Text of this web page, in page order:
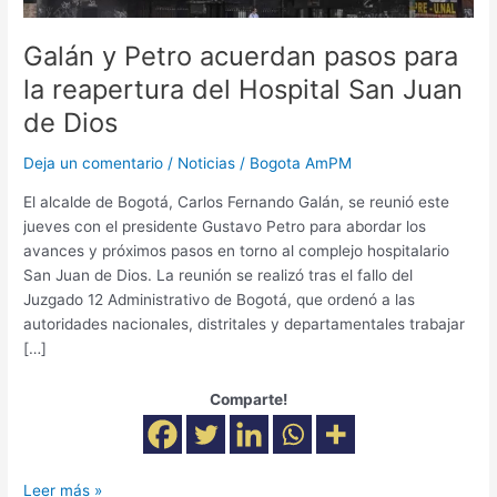
Galán y Petro acuerdan pasos para
la reapertura del Hospital San Juan
de Dios
Deja un comentario / Noticias / Bogota AmPM
El alcalde de Bogotá, Carlos Fernando Galán, se reunió este
jueves con el presidente Gustavo Petro para abordar los
avances y próximos pasos en torno al complejo hospitalario
San Juan de Dios. La reunión se realizó tras el fallo del
Juzgado 12 Administrativo de Bogotá, que ordenó a las
autoridades nacionales, distritales y departamentales trabajar
[…]
Comparte!
Hospital
San
Juan
de
Dios
Leer más »